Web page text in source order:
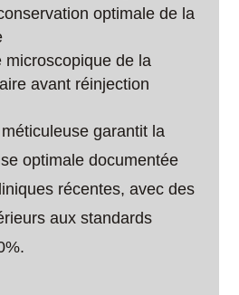
optimale de la
microscopique de la
avant réinjection
garantit la
optimale documentée
récentes, avec des
aux standards